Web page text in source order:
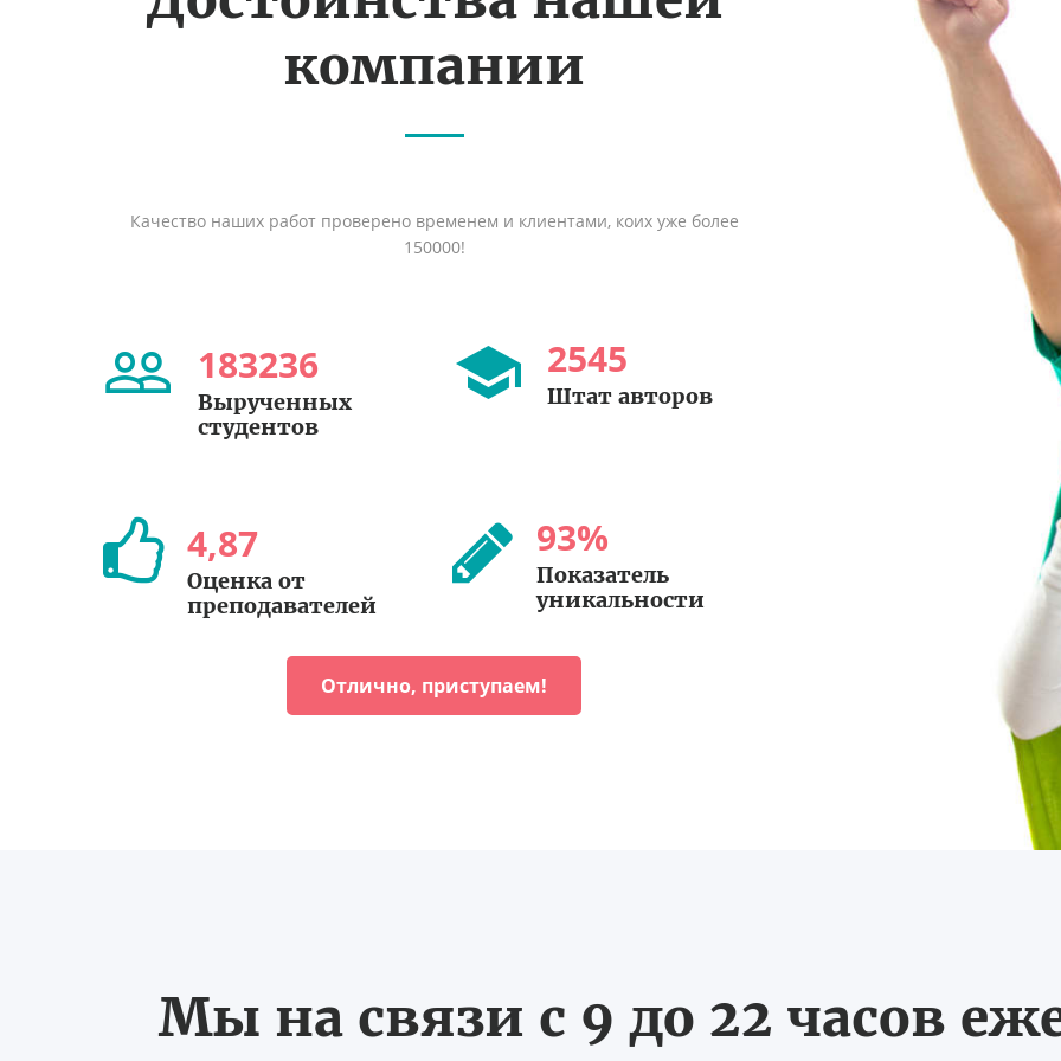
компании
Качество наших работ проверено временем и клиентами, коих уже более
150000!
183236
Вырученных
студентов
2545
Штат авторов
4,87
Оценка от
преподавателей
93%
Показатель
уникальности
Отлично, приступаем!
Мы на связи с 9 до 22 часов